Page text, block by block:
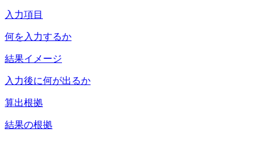
入力項目
何を入力するか
結果イメージ
入力後に何が出るか
算出根拠
結果の根拠